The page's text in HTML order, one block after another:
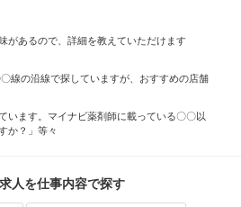
があるので、詳細を教えていただけます
線の沿線で探していますが、おすすめの店舗
います。マイナビ薬剤師に載っている〇〇以
か？」等々
人を仕事内容で探す